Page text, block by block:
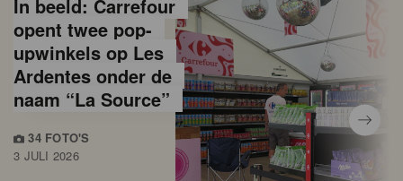
In beeld: Carrefour
opent twee pop-
upwinkels op Les
Ardentes onder de
naam “La Source”
34 FOTO'S
3 JULI 2026